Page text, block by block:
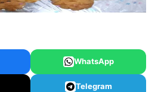
WhatsApp
Telegram